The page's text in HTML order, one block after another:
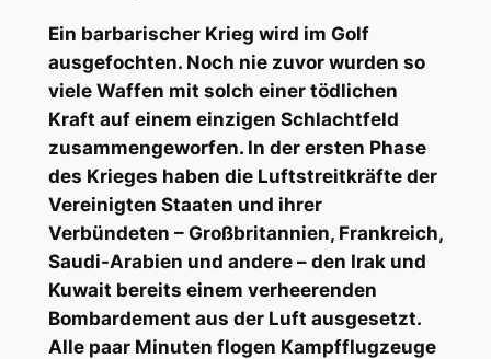
Ein barbarischer Krieg wird im Golf
ausgefochten. Noch nie zuvor wurden so
viele Waffen mit solch einer tödlichen
Kraft auf einem einzigen Schlachtfeld
zusammengeworfen. In der ersten Phase
des Krieges haben die Luftstreitkräfte der
Vereinigten Staaten und ihrer
Verbündeten – Großbritannien, Frankreich,
Saudi-Arabien und andere – den Irak und
Kuwait bereits einem verheerenden
Bombardement aus der Luft ausgesetzt.
Alle paar Minuten flogen Kampfflugzeuge